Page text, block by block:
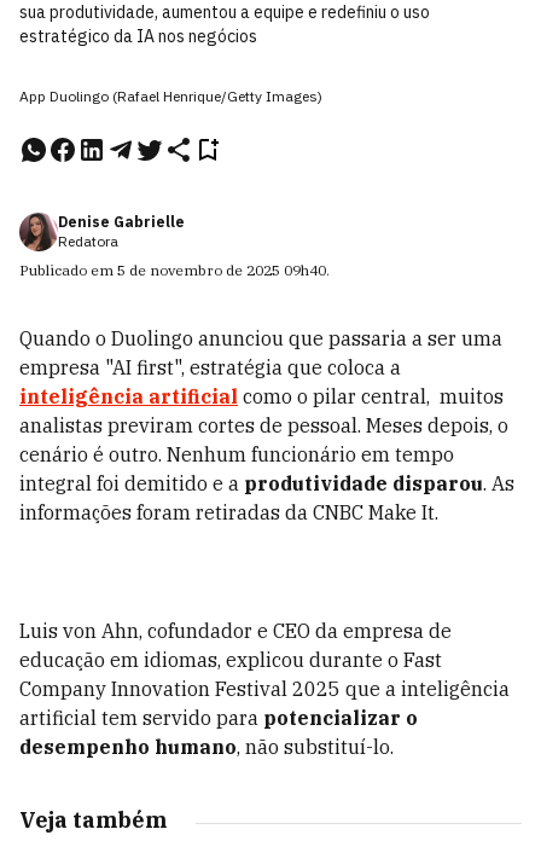
sua produtividade, aumentou a equipe e redefiniu o uso
estratégico da IA nos negócios
App Duolingo (Rafael Henrique/Getty Images)
Denise Gabrielle
Redatora
Publicado em 5 de novembro de 2025 09h40.
Quando o Duolingo anunciou que passaria a ser uma
empresa "AI first", estratégia que coloca a
inteligência artificial como o pilar central, muitos
analistas previram cortes de pessoal. Meses depois, o
cenário é outro. Nenhum funcionário em tempo
integral foi demitido e a produtividade disparou. As
informações foram retiradas da CNBC Make It.
Luis von Ahn, cofundador e CEO da empresa de
educação em idiomas, explicou durante o Fast
Company Innovation Festival 2025 que a inteligência
artificial tem servido para potencializar o
desempenho humano, não substituí-lo.
Veja também